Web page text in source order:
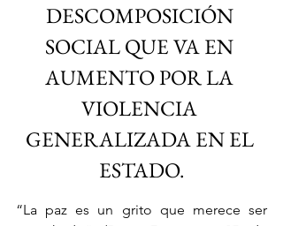
DESCOMPOSICIÓN
SOCIAL QUE VA EN
AUMENTO POR LA
VIOLENCIA
GENERALIZADA EN EL
ESTADO.
“La paz es un grito que merece ser